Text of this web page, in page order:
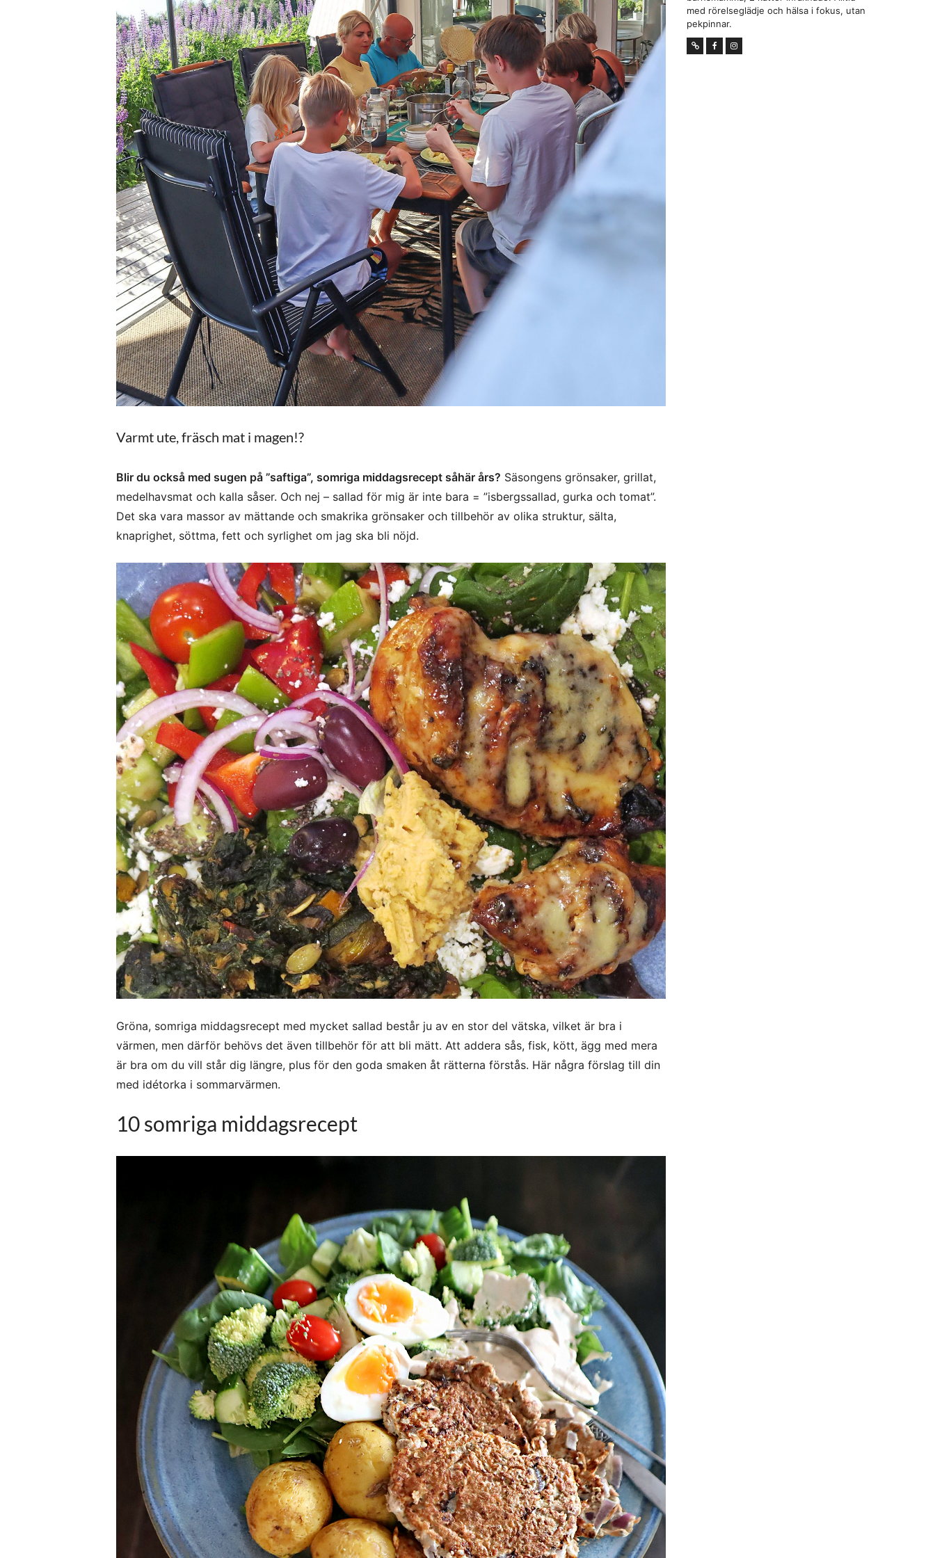
Varmt ute, fräsch mat i magen!?
Blir du också med sugen på ”saftiga”, somriga middagsrecept såhär års? Säsongens grönsaker, grillat,
medelhavsmat och kalla såser. Och nej – sallad för mig är inte bara = ”isbergssallad, gurka och tomat”.
Det ska vara massor av mättande och smakrika grönsaker och tillbehör av olika struktur, sälta,
knaprighet, söttma, fett och syrlighet om jag ska bli nöjd.
Gröna, somriga middagsrecept med mycket sallad består ju av en stor del vätska, vilket är bra i
värmen, men därför behövs det även tillbehör för att bli mätt. Att addera sås, fisk, kött, ägg med mera
är bra om du vill står dig längre, plus för den goda smaken åt rätterna förstås. Här några förslag till din
med idétorka i sommarvärmen.
10 somriga middagsrecept
med rörelseglädje och hälsa i fokus, utan
pekpinnar.